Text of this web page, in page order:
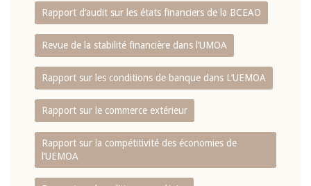
Rapport d‘audit sur les états financiers de la BCEAO
Revue de la stabilité financière dans l‘UMOA
Rapport sur les conditions de banque dans L‘UEMOA
Rapport sur le commerce extérieur
Rapport sur la compétitivité des économies de
l‘UEMOA